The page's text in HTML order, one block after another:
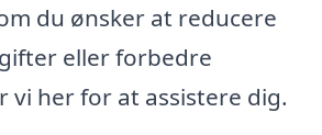
du ønsker at reducere
eller forbedre
vi her for at assistere dig.